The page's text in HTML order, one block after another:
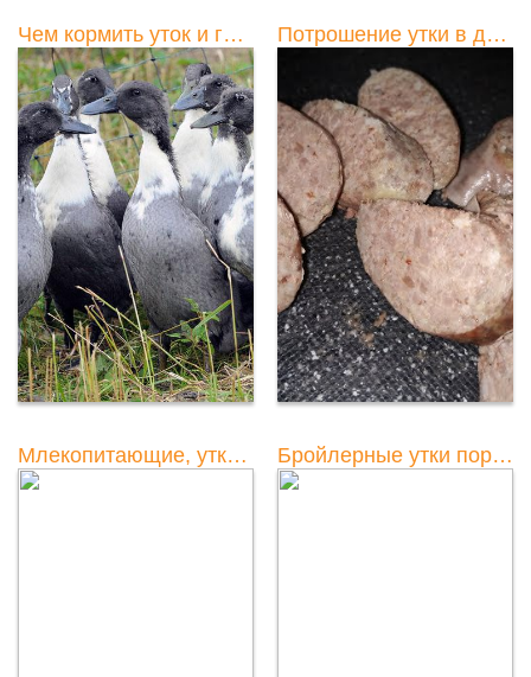
Чем кормить уток и гусей в домашних условиях зимой Потрошение утки в домашних условиях: быстро и вручную [Видео]
Млекопитающие, утка, лосось, медведь: какое из этих животных является? Бройлерные утки породы: название, фото и описание